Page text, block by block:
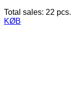
Total sales: 22 pcs.
KØB